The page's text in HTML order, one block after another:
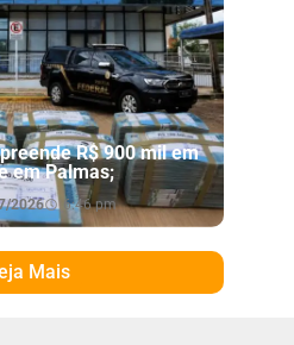
R$ 900 mil em
em Palmas;
2026 6:46 pm
Mais